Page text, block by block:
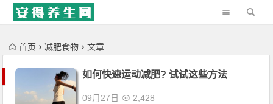
'); })();
首页 减肥食物 文章
如何快速运动减肥? 试试这些方法
09月27日 2,428